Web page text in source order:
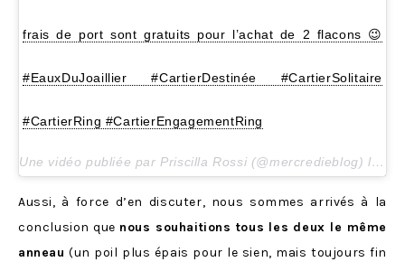
frais de port sont gratuits pour l’achat de 2 flacons 😉
#EauxDuJoaillier #CartierDestinée #CartierSolitaire
#CartierRing #CartierEngagementRing
Une vidéo publiée par Priscilla Rossi (@mercredieblog) le
Aussi, à force d’en discuter, nous sommes arrivés à la
conclusion que nous souhaitions tous les deux le même
anneau (un poil plus épais pour le sien, mais toujours fin